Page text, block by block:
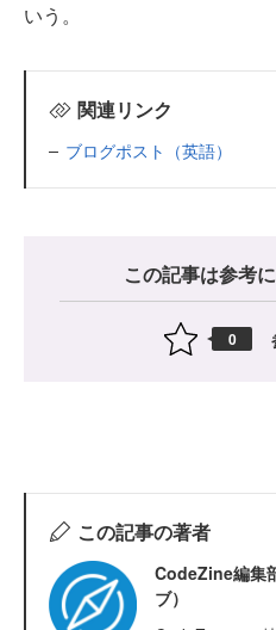
いう。
関連リンク
ブログポスト（英語）
この記事は参考
0
この記事の著者
CodeZine編集
ブ）